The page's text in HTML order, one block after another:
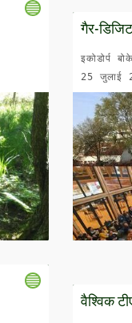
गैर-
इकोडोर्प
25 जुलाई
वैश्विक